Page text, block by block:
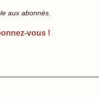
aux abonnés.
vous !